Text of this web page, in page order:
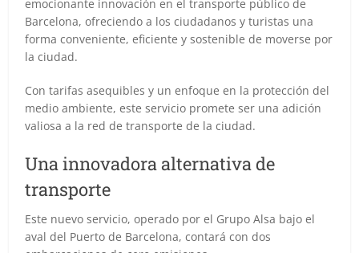
emocionante innovación en el transporte público de
Barcelona, ofreciendo a los ciudadanos y turistas una
forma conveniente, eficiente y sostenible de moverse por
la ciudad.
Con tarifas asequibles y un enfoque en la protección del
medio ambiente, este servicio promete ser una adición
valiosa a la red de transporte de la ciudad.
Una innovadora alternativa de
transporte
Este nuevo servicio, operado por el Grupo Alsa bajo el
aval del Puerto de Barcelona, contará con dos